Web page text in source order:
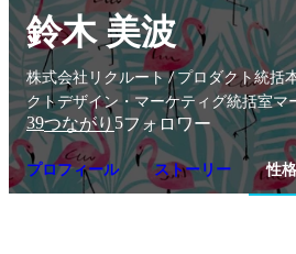
鈴木 美波
株式会社リクルート / プロダクト統括
クトデザイン・マーケティグ統括室マ
グ室SaaSマーケティングユニット
ィング部
39つながり5フォロワー
プロフィール ストーリー 性格